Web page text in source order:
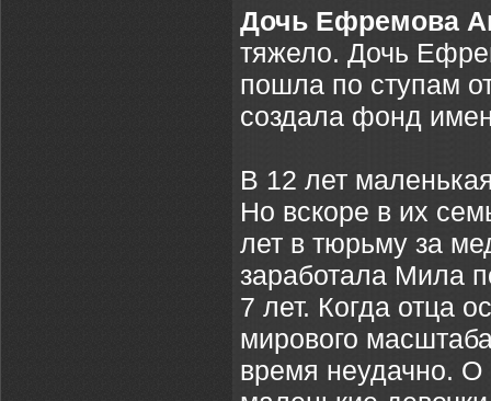
Дочь Ефремова
тяжело. Дочь
пошла по ступам
создала фонд
В 12 лет
Но вскоре в их
лет в тюрьму за
заработала Мила
7 лет. Когда отца
мирового
время неудачно. О